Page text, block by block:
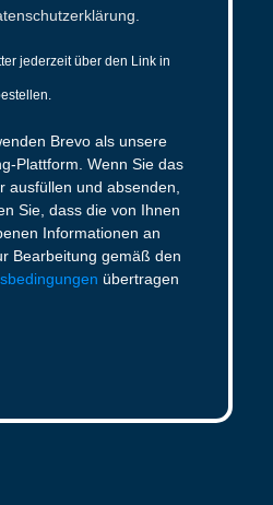
jederzeit über den Link in
Brevo als unsere
Plattform. Wenn Sie das
ausfüllen und absenden,
Sie, dass die von Ihnen
Informationen an
Bearbeitung gemäß den
übertragen